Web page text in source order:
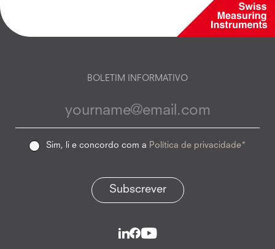
BOLETIM INFORMATIVO
Sim, li e concordo com a Política de privacidade*
Subscrever